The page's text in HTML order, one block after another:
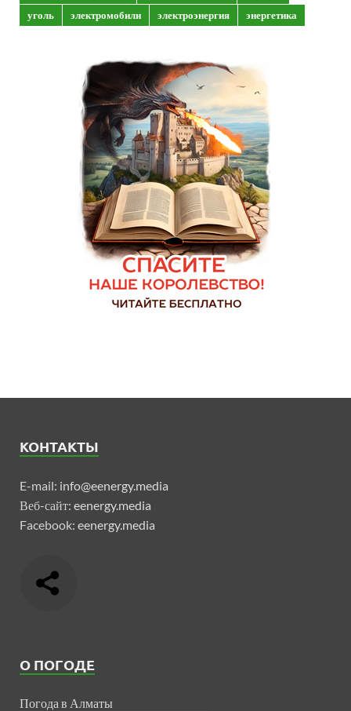
уголь
электромобили электроэнергия энергетика
КОНТАКТЫ
E-mail: info@eenergy.media
Веб-сайт: eenergy.media
Facebook: eenergy.media
О ПОГОДЕ
Погода в Алматы